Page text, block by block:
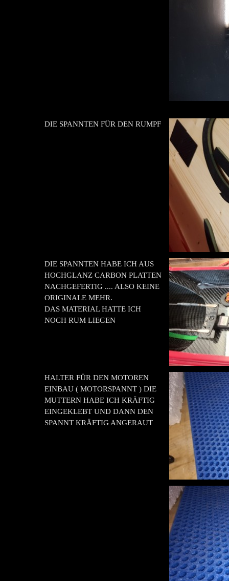
DIE SPANNTEN FÜR DEN RUMPF
DIE SPANNTEN HABE ICH AUS
HOCHGLANZ CARBON PLATTEN
NACHGEFERTIG .... ALSO KEINE
ORIGINALE MEHR.
DAS MATERIAL HATTE ICH
NOCH RUM LIEGEN
HALTER FÜR DEN MOTOREN
EINBAU ( MOTORSPANNT ) DIE
MUTTERN HABE ICH KRÄFTIG
EINGEKLEBT UND DANN DEN
SPANNT KRÄFTIG ANGERAUT